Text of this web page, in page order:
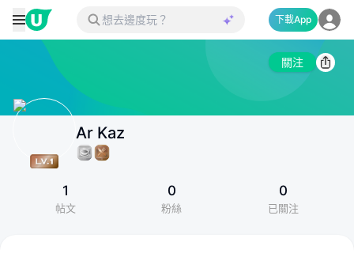
下載App
關注
Ar Kaz
1
帖文
0
粉絲
0
已關注